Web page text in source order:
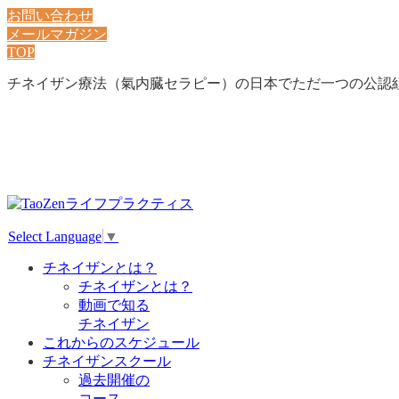
お問い合わせ
メールマガジン
TOP
チネイザン療法（氣内臓セラピー）の日本でただ一つの公認
Select Language ▼
チネイザンとは？
チネイザンとは？
動画で知る
チネイザン
これからのスケジュール
チネイザンスクール
過去開催の